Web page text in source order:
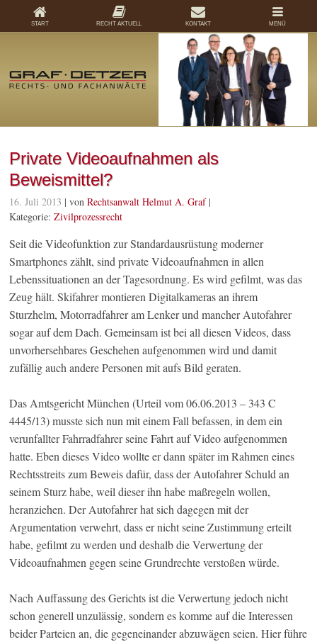
Private Videoaufnahmen als
Beweismittel?
16. Juli 2013 | vonRechtsanwalt Helmut A. Graf|
Kategorie:Zivilprozessrecht
Seit die Videofunktion zur Standardausrüstung moderner
Smartphones zählt, sind private Videoaufnahmen in allen
Lebenssituationen an der Tagesordnung. Es wird gefilmt, was das
Zeug hält. Skifahrer montieren Digitalkameras an ihrem
Sturzhelm, Motorradfahrer am Lenker und mancher Autofahrer
sogar auf dem Dach. Gemeinsam ist bei all diesen Videos, dass
unvorhersehbares Geschehen aufgenommen wird und damit
zufällig auch andere Personen mit aufs Bild geraten.
Das Amtsgericht München (Urteil vom 06.06.2013 – 343 C
4445/13) musste sich nun mit einem Fall befassen, in dem ein
verunfallter Fahrradfahrer seine Fahrt auf Video aufgenommen
hatte. Eben dieses Video wollte er dann später im Rahmen eines
Rechtsstreits zum Beweis dafür, dass der Autofahrer Schuld an
seinem Sturz habe, weil dieser ihn habe maßregeln wollen,
heranziehen. Der Autofahrer hat sich dagegen mit der
Argumentation verwehrt, dass er nicht seine Zustimmung erteilt
habe, gefilmt zu werden und deshalb die Verwertung der
Videoaufnahmen gegen seine Grundrechte verstoßen würde.
Nach Auffassung des Gerichts ist die Verwertung jedoch nicht
schon generell unzulässig, sondern es komme auf die Interessen
beider Parteien an, die gegeneinander abzuwägen seien. Hier führe
START RECHT AKTUELL KONTAKT MENÜ